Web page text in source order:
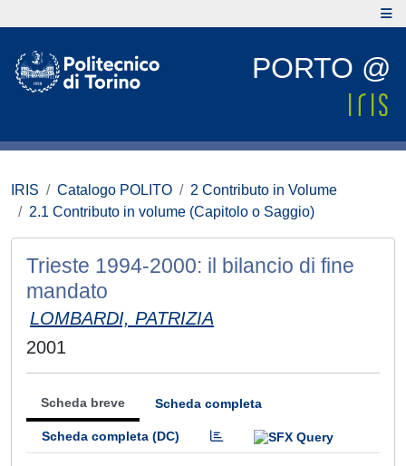
PORTO @
IRIS Catalogo POLITO
2 Contributo in Volume
2.1 Contributo in volume (Capitolo o Saggio)
Trieste 1994-2000: il bilancio di fine
mandato
LOMBARDI, PATRIZIA
2001
Scheda breve Scheda completa
Scheda completa (DC)